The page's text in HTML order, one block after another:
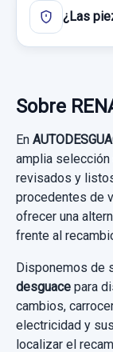
¿Las
Sobre
En
amplia selección
revisados y
procedentes de
ofrecer una
frente al
Disponemos de
desguace para
cambios,
electricidad y
localizar el